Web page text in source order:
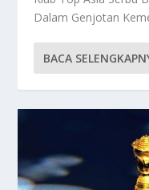
Dalam Genjotan
BACA